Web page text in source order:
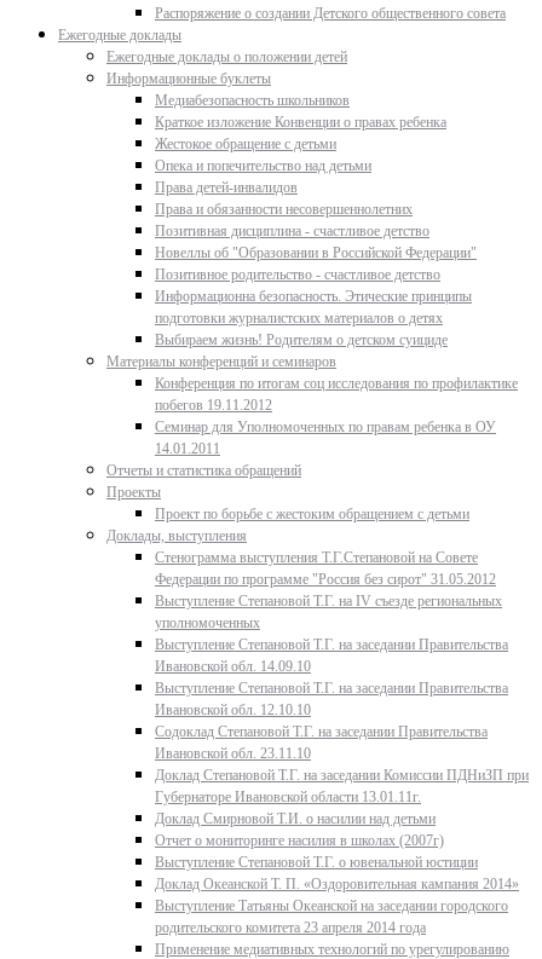
Распоряжение о создании Детского общественного совета
Ежегодные доклады
Ежегодные доклады о положении детей
Информационные буклеты
Медиабезопасность школьников
Краткое изложение Конвенции о правах ребенка
Жестокое обращение с детьми
Опека и попечительство над детьми
Права детей-инвалидов
Права и обязанности несовершеннолетних
Позитивная дисциплина - счастливое детство
Новеллы об "Образовании в Российской Федерации"
Позитивное родительство - счастливое детство
Информационна безопасность. Этические принципы
подготовки журналистских материалов о детях
Выбираем жизнь! Родителям о детском суициде
Материалы конференций и семинаров
Конференция по итогам соц исследования по профилактике
побегов 19.11.2012
Семинар для Уполномоченных по правам ребенка в ОУ
14.01.2011
Отчеты и статистика обращений
Проекты
Проект по борьбе с жестоким обращением с детьми
Доклады, выступления
Стенограмма выступления Т.Г.Степановой на Совете
Федерации по программе "Россия без сирот" 31.05.2012
Выступление Степановой Т.Г. на IV съезде региональных
уполномоченных
Выступление Степановой Т.Г. на заседании Правительства
Ивановской обл. 14.09.10
Выступление Степановой Т.Г. на заседании Правительства
Ивановской обл. 12.10.10
Содоклад Степановой Т.Г. на заседании Правительства
Ивановской обл. 23.11.10
Доклад Степановой Т.Г. на заседании Комиссии ПДНиЗП при
Губернаторе Ивановской области 13.01.11г.
Доклад Смирновой Т.И. о насилии над детьми
Отчет о мониторинге насилия в школах (2007г)
Выступление Степановой Т.Г. о ювенальной юстиции
Доклад Океанской Т. П. «Оздоровительная кампания 2014»
Выступление Татьяны Океанской на заседании городского
родительского комитета 23 апреля 2014 года
Применение медиативных технологий по урегулированию